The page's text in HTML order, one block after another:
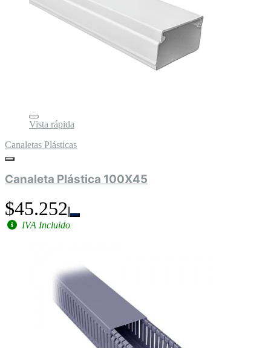
Vista rápida
Canaletas Plásticas
Canaleta Plástica 100X45
$45.252
IVA Incluido